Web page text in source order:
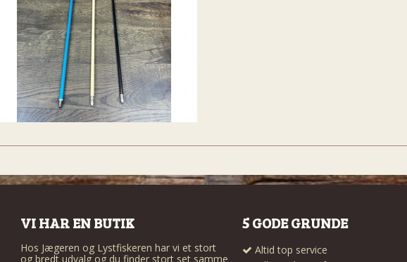
VI HAR EN BUTIK
Hos Jægeren og Lystfiskeren har vi et stort
og bredt udvalg og du finder stort set samme
5 GODE GRUNDE
Altid top service